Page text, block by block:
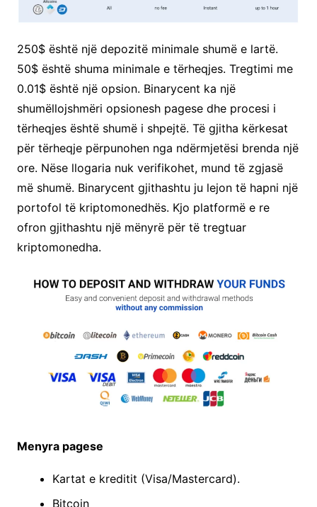
250$ është një depozitë minimale shumë e lartë.
50$ është shuma minimale e tërheqjes. Tregtimi me
0.01$ është një opsion. Binarycent ka një
shumëllojshmëri opsionesh pagese dhe procesi i
tërheqjes është shumë i shpejtë. Të gjitha kërkesat
për tërheqje përpunohen nga ndërmjetësi brenda një
ore. Nëse llogaria nuk verifikohet, mund të zgjasë
më shumë. Binarycent gjithashtu ju lejon të hapni një
portofol të kriptomonedhës. Kjo platformë e re
ofron gjithashtu një mënyrë për të tregtuar
kriptomonedha.
Menyra pagese
Kartat e kreditit (Visa/Mastercard).
Bitcoin